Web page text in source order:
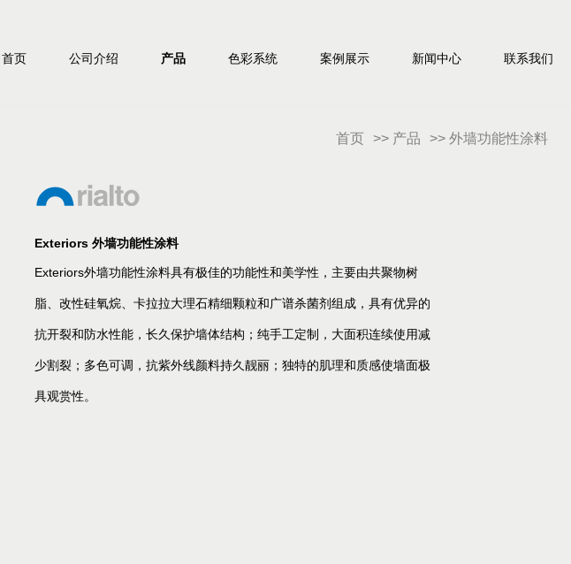
首页 公司介绍 产品 色彩系统 案例展示 新闻中心 联系我们
首页 >> 产品 >> 外墙功能性涂料
Exteriors 外墙功能性涂料
Exteriors外墙功能性涂料具有极佳的功能性和美学性，主要由共聚物树
脂、改性硅氧烷、卡拉拉大理石精细颗粒和广谱杀菌剂组成，具有优异的
抗开裂和防水性能，长久保护墙体结构；纯手工定制，大面积连续使用减
少割裂；多色可调，抗紫外线颜料持久靓丽；独特的肌理和质感使墙面极
具观赏性。